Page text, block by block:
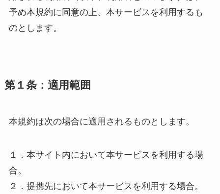
予め本規約に同意の上、本サービスを利用するも
のとします。
第１条：適用範囲
本規約は次の場合に適用されるものとします。
１．本サイト内において本サービスを利用する場
合。
２．提携先において本サービスを利用する場合。